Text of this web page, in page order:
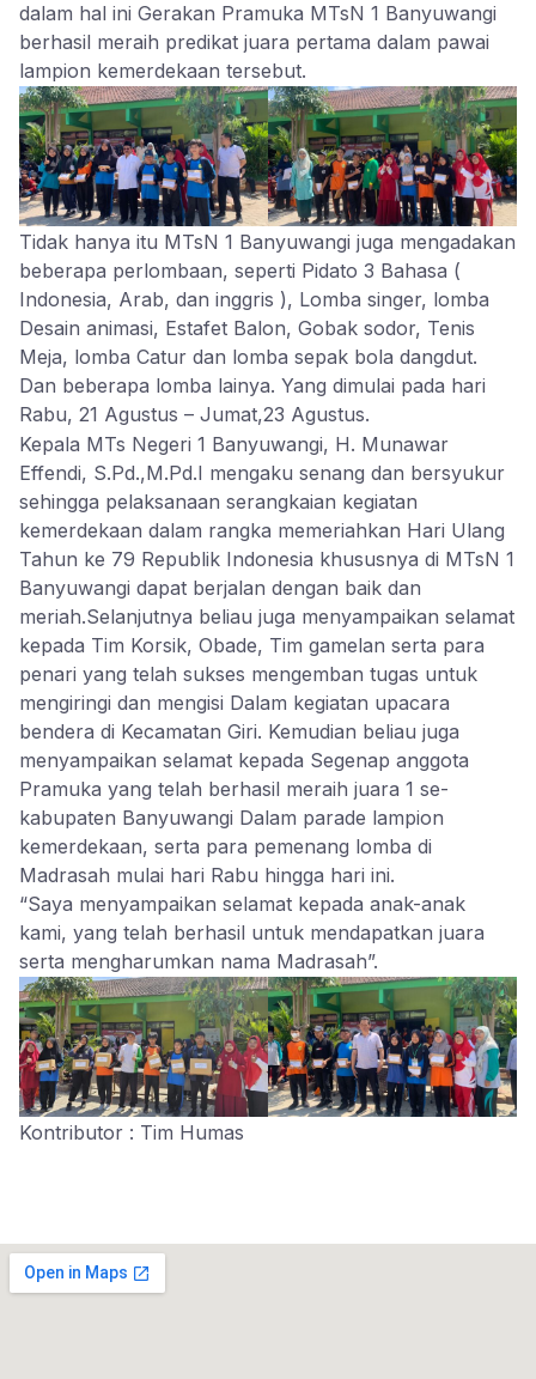
dalam hal ini Gerakan Pramuka MTsN 1 Banyuwangi
berhasil meraih predikat juara pertama dalam pawai
lampion kemerdekaan tersebut.
Tidak hanya itu MTsN 1 Banyuwangi juga mengadakan
beberapa perlombaan, seperti Pidato 3 Bahasa (
Indonesia, Arab, dan inggris ), Lomba singer, lomba
Desain animasi, Estafet Balon, Gobak sodor, Tenis
Meja, lomba Catur dan lomba sepak bola dangdut.
Dan beberapa lomba lainya. Yang dimulai pada hari
Rabu, 21 Agustus – Jumat,23 Agustus.
Kepala MTs Negeri 1 Banyuwangi, H. Munawar
Effendi, S.Pd.,M.Pd.I mengaku senang dan bersyukur
sehingga pelaksanaan serangkaian kegiatan
kemerdekaan dalam rangka memeriahkan Hari Ulang
Tahun ke 79 Republik Indonesia khususnya di MTsN 1
Banyuwangi dapat berjalan dengan baik dan
meriah.Selanjutnya beliau juga menyampaikan selamat
kepada Tim Korsik, Obade, Tim gamelan serta para
penari yang telah sukses mengemban tugas untuk
mengiringi dan mengisi Dalam kegiatan upacara
bendera di Kecamatan Giri. Kemudian beliau juga
menyampaikan selamat kepada Segenap anggota
Pramuka yang telah berhasil meraih juara 1 se-
kabupaten Banyuwangi Dalam parade lampion
kemerdekaan, serta para pemenang lomba di
Madrasah mulai hari Rabu hingga hari ini.
“Saya menyampaikan selamat kepada anak-anak
kami, yang telah berhasil untuk mendapatkan juara
serta mengharumkan nama Madrasah”.
Kontributor : Tim Humas